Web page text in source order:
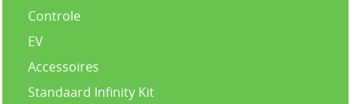
Controle
EV
Accessoires
Standaard Infinity Kit